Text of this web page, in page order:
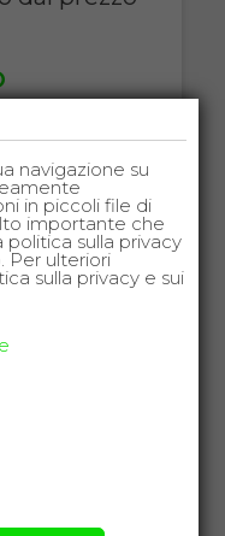
a
navigazione su
in piccoli file di
importante che
sulla privacy
Per ulteriori
sulla privacy e sui